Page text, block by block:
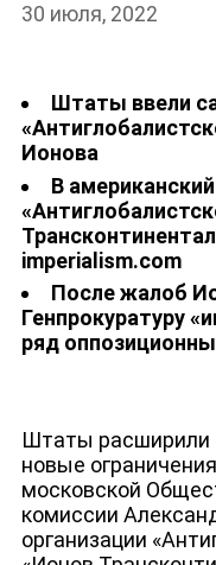
30 июля, 2022
Штаты ввели
Ионова
В
imperialism.com
После жалоб
Генпрокуратуру
ряд
Штаты расширили
новые
московской
комиссии
организации